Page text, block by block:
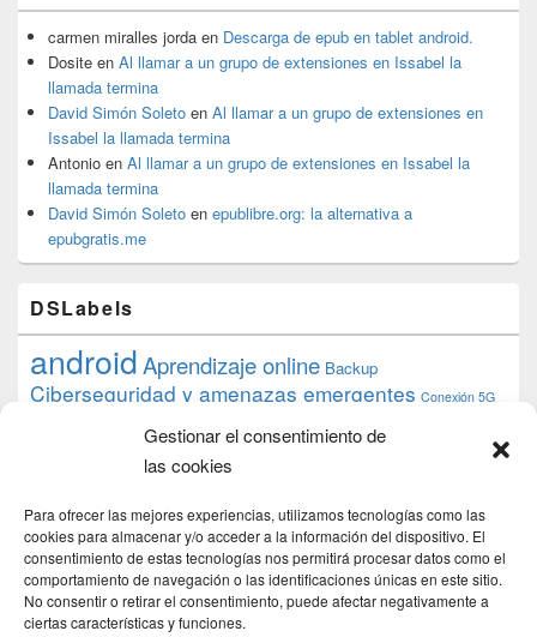
Gestionar el consentimiento de
las cookies
Para ofrecer las mejores experiencias, utilizamos tecnologías como las
cookies para almacenar y/o acceder a la información del dispositivo. El
consentimiento de estas tecnologías nos permitirá procesar datos como el
comportamiento de navegación o las identificaciones únicas en este sitio.
No consentir o retirar el consentimiento, puede afectar negativamente a
ciertas características y funciones.
carmen miralles jorda en Descarga de epub en tablet android.
Dosite en Al llamar a un grupo de extensiones en Issabel la
llamada termina
David Simón Soleto en Al llamar a un grupo de extensiones en
Issabel la llamada termina
Antonio en Al llamar a un grupo de extensiones en Issabel la
llamada termina
David Simón Soleto en epublibre.org: la alternativa a
epubgratis.me
DSLabels
androidAprendizaje online Backup
Ciberseguridad y amenazas emergentes Conexión 5G
datos debian desarrollo web
Formación Google
iphone
proyecto PS4 python Raspberryraspberrypi
raspbian review Servidor Web Sostenibilidad
tecnológicaTecnología torrent
transmissiontutorial ubuntu server Windows